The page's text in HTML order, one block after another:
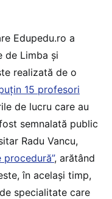
Edupedu.ro a
de Limba și
realizată de o
15 profesori
de lucru care au
semnalată public
Radu Vancu,
, arătând
în același timp,
specialitate care